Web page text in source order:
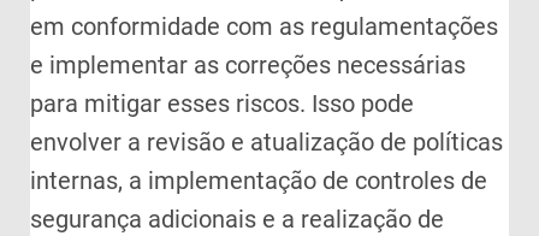
em conformidade com as regulamentações
e implementar as correções necessárias
para mitigar esses riscos. Isso pode
envolver a revisão e atualização de políticas
internas, a implementação de controles de
segurança adicionais e a realização de